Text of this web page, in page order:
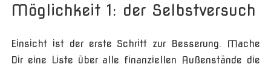
Möglichkeit 1: der Selbstversuch
Einsicht ist der erste Schritt zur Besserung. Mache
Dir eine Liste über alle finanziellen Außenstände die